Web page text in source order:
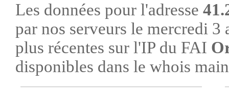
Pays
Tunisia -41.228.154.20
Pays Tunisia - 197.28.184.43
Les données pour l'adresse
par nos serveurs le mercredi
plus récentes sur l'IP du FAI
disponibles dans le whois